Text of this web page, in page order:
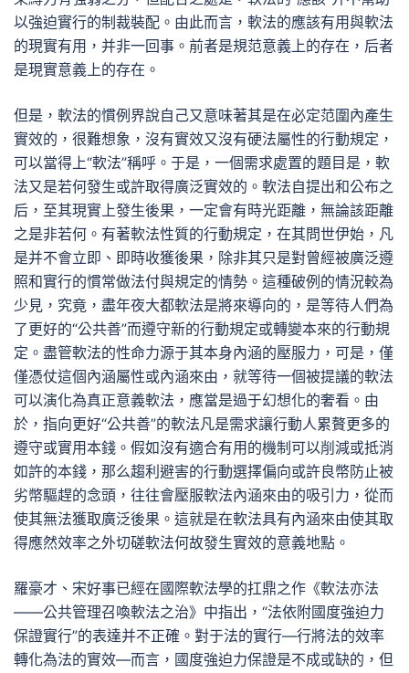
以強迫實行的制裁裝配。由此而言，軟法的應該有用與軟法
的現實有用，并非一回事。前者是規范意義上的存在，后者
是現實意義上的存在。
但是，軟法的慣例界說自己又意味著其是在必定范圍內產生
實效的，很難想象，沒有實效又沒有硬法屬性的行動規定，
可以當得上“軟法”稱呼。于是，一個需求處置的題目是，軟
法又是若何發生或許取得廣泛實效的。軟法自提出和公布之
后，至其現實上發生後果，一定會有時光距離，無論該距離
之是非若何。有著軟法性質的行動規定，在其問世伊始，凡
是并不會立即、即時收獲後果，除非其只是對曾經被廣泛遵
照和實行的慣常做法付與規定的情勢。這種破例的情況較為
少見，究竟，盡年夜大都軟法是將來導向的，是等待人們為
了更好的“公共善”而遵守新的行動規定或轉變本來的行動規
定。盡管軟法的性命力源于其本身內涵的壓服力，可是，僅
僅憑仗這個內涵屬性或內涵來由，就等待一個被提議的軟法
可以演化為真正意義軟法，應當是過于幻想化的奢看。由
於，指向更好“公共善”的軟法凡是需求讓行動人累贅更多的
遵守或實用本錢。假如沒有適合有用的機制可以削減或抵消
如許的本錢，那么趨利避害的行動選擇偏向或許良幣防止被
劣幣驅趕的念頭，往往會壓服軟法內涵來由的吸引力，從而
使其無法獲取廣泛後果。這就是在軟法具有內涵來由使其取
得應然效率之外切磋軟法何故發生實效的意義地點。
羅豪才、宋好事已經在國際軟法學的扛鼎之作《軟法亦法
——公共管理召喚軟法之治》中指出，“法依附國度強迫力
保證實行”的表達并不正確。對于法的實行—行將法的效率
轉化為法的實效—而言，國度強迫力保證是不成或缺的，但